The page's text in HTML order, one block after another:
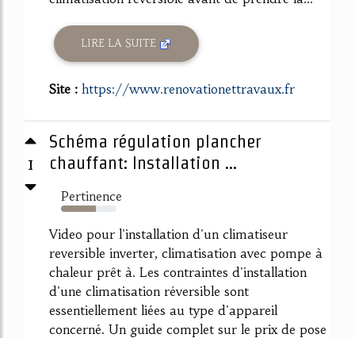
LIRE LA SUITE
Site : https://www.renovationettravaux.fr
1
Schéma régulation plancher
chauffant: Installation ...
Pertinence
63%
Video pour l'installation d'un climatiseur
reversible inverter, climatisation avec pompe à
chaleur prêt à. Les contraintes d'installation
d'une climatisation réversible sont
essentiellement liées au type d'appareil
concerné. Un guide complet sur le prix de pose